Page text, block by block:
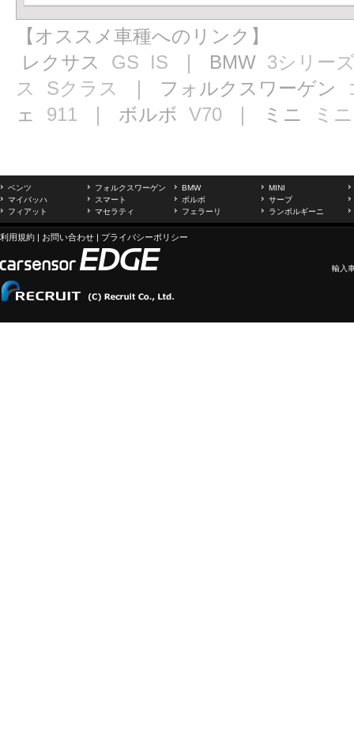
【オススメ車種へのリンク】
レクサス GS IS ｜ BMW 3シリー
ス
Sクラス ｜ フォルクスワーゲン
ェ 911 ｜ ボルボ V70 ｜ ミニ ミニ
ベンツ フォルクスワーゲン BMW
MINI
マイバッハ
スマート ボルボ
サーブ
フィアット
マセラティ フェラーリ ランボルギーニ
利用規約 | お問い合わせ | プライバシーポリシー
輸入